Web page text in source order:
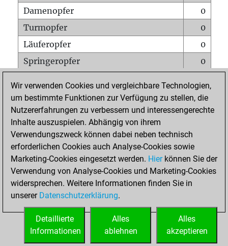
Damenopfer
0
Turmopfer
0
Läuferopfer
0
Springeropfer
0
Matt auf vollem Brett
0
Bauer setzt Matt
0
Erstickte Matts
Unterverwandlungen
Türme auf der siebten
0
STARTSEITE
Wir verwenden Cookies und vergleichbare Technologien,
um bestimmte Funktionen zur Verfügung zu stellen, die
Nutzererfahrungen zu verbessern und interessengerechte
Inhalte auszuspielen. Abhängig von ihrem
Verwendungszweck können dabei neben technisch
erforderlichen Cookies auch Analyse-Cookies sowie
Marketing-Cookies eingesetzt werden. Hierkönnen Sie der
Verwendung von Analyse-Cookies und Marketing-Cookies
widersprechen. Weitere Informationen finden Sie in
unserer Datenschutzerklärung.
Alles
akzeptieren
Alles
ablehnen
Detaillierte
Informationen